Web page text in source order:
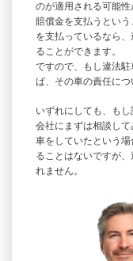
のが適用される可能
賠償金を支払うとい
を支払っているなら
ることができます。
ですので、もし違法
ば、その車の責任につ
いずれにしても、も
会社にまずは相談し
車をしていたという
ることはないですが
れません。